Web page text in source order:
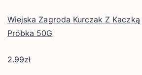
Wiejska Zagroda Kurczak Z Kaczką
Próbka 50G
2.99zł